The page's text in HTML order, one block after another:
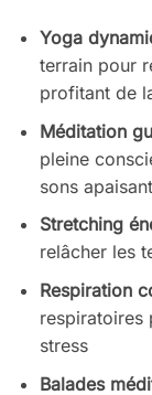
Yoga
terrain pour
profitant de
Méditation
pleine
sons
Stretching
relâcher les
Respiration
respiratoires
stress
Balades